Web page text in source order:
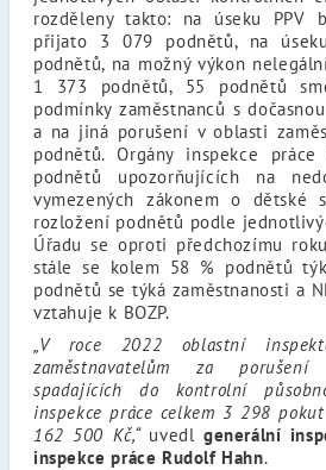
rozděleny takto: na úseku PPV
přijato 3 079 podnětů, na
podnětů, na možný výkon
1 373 podnětů, 55 podnětů
podmínky zaměstnanců s
a na jiná porušení v oblasti
podnětů. Orgány inspekce
podnětů upozorňujících na
vymezených zákonem o dětské
rozložení podnětů podle
Úřadu se oproti předchozímu
stále se kolem 58 % podnětů
podnětů se týká zaměstnanosti a
vztahuje k BOZP.
„V roce 2022 oblastní
zaměstnavatelům za
spadajících do kontrolní
inspekce práce celkem 3 298
162 500 Kč,“ uvedl generální
inspekce práce Rudolf Hahn.